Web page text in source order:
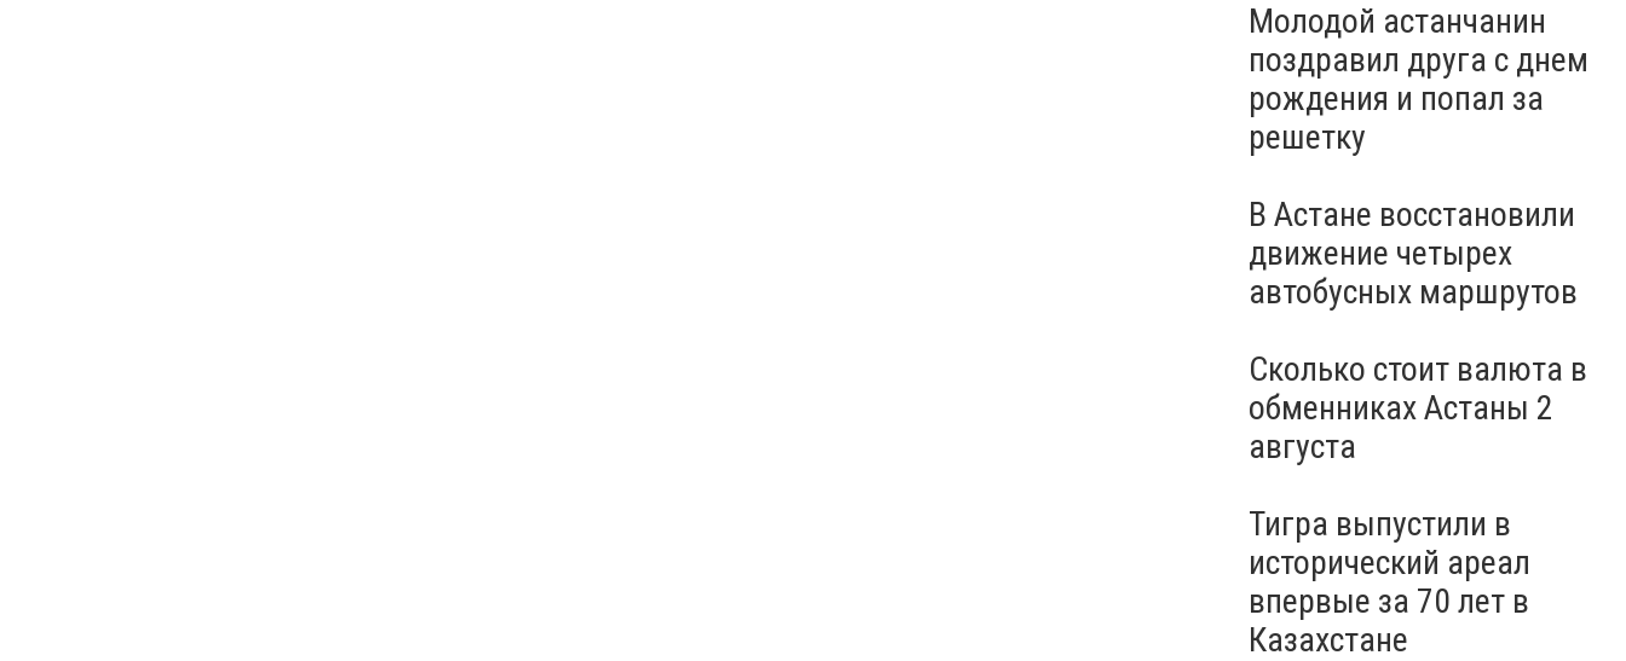
Молодой астанчанин
поздравил друга с днем
рождения и попал за
решетку
В Астане восстановили
движение четырех
автобусных маршрутов
Сколько стоит валюта в
обменниках Астаны 2
августа
Тигра выпустили в
исторический ареал
впервые за 70 лет в
Казахстане